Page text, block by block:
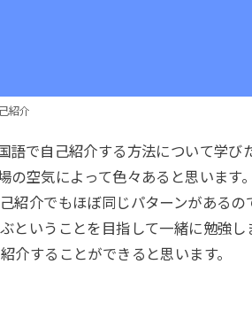
紹介
語で自己紹介する方法について学び
の空気によって色々あると思います
紹介でもほぼ同じパターンがあるの
ということを目指して一緒に勉強し
介することができると思います。